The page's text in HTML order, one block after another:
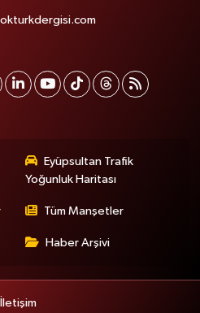
Eyüpsultan Trafik
Yoğunluk Haritası
Tüm Manşetler
Haber Arşivi
İletişim